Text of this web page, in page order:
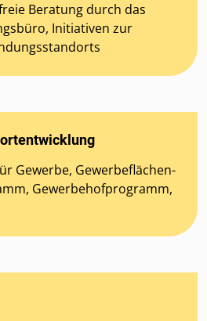
Beratung durch das
Initiativen zur
Gewerbe, Gewerbeflächen-
Gewerbehofprogramm,